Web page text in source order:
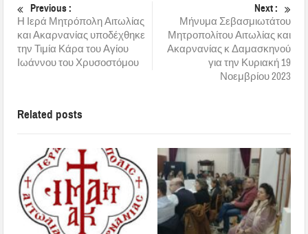
Previous :
Η Ιερά Μητρόπολη Αιτωλίας
και Ακαρνανίας υποδέχθηκε
την Τιμία Κάρα του Αγίου
Ιωάννου του Χρυσοστόμου
Next :
Μήνυμα Σεβασμιωτάτου
Μητροπολίτου Αιτωλίας και
Ακαρνανίας κ Δαμασκηνού
για την Κυριακή 19
Νοεμβρίου 2023
Related posts